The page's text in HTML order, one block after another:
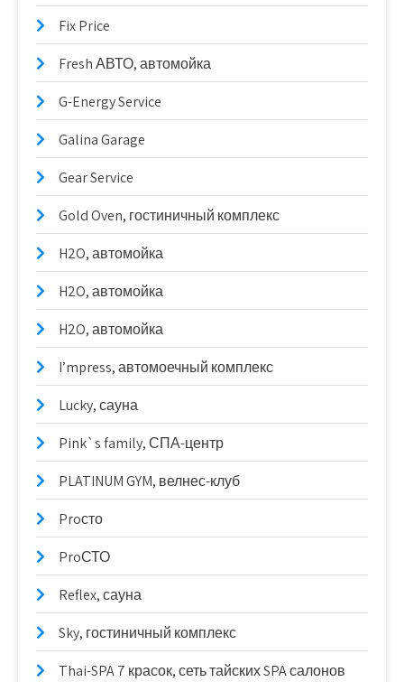
Fix Price
Fresh АВТО, автомойка
G-Energy Service
Galina Garage
Gear Service
Gold Oven, гостиничный комплекс
H2O, автомойка
H2O, автомойка
H2O, автомойка
I’mpress, автомоечный комплекс
Lucky, сауна
Pink`s family, СПА-центр
PLATINUM GYM, велнес-клуб
Proсто
ProСТО
Reflex, сауна
Sky, гостиничный комплекс
Thai-SPA 7 красок, сеть тайских SPA салонов